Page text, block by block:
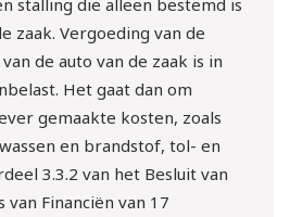
zaak. Vergoeding van de
de auto van de zaak is in
Het gaat dan om
gemaakte kosten, zoals
en brandstof, tol- en
3.3.2 van het Besluit van
Financiën van 17